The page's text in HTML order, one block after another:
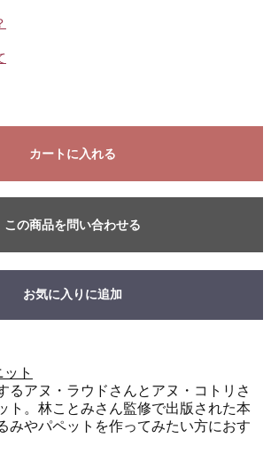
カートに入れる
この商品を問い合わせる
お気に入りに追加
ト
るアヌ・ラウドさんとアヌ・コトリさ
ト。林ことみさん監修で出版された本
みやパペットを作ってみたい方におす